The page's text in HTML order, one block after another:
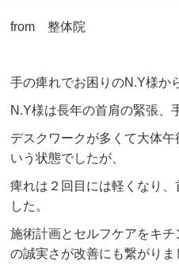
from 整体院
手の痺れでお困りのN.Y様か
N.Y様は長年の首肩の緊張、
デスクワークが多くて大体
いう状態でしたが、
痺れは２回目には軽くなり
した。
施術計画とセルフケアをキ
の誠実さが改善にも繋がりま